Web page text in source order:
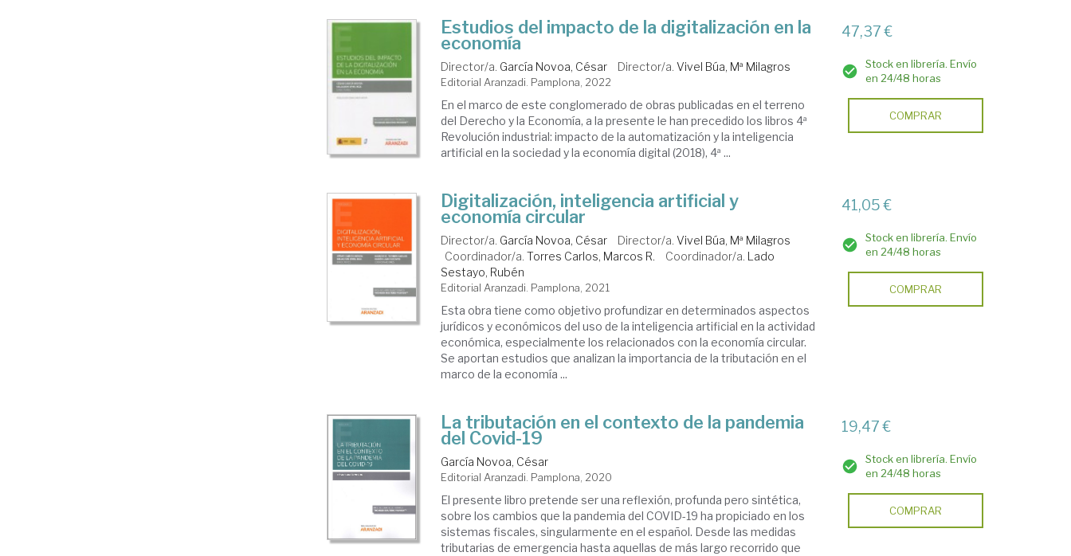
Estudios del impacto de la digitalización en la
economía
Director/a. García Novoa, César Director/a.Vivel Búa, Mª Milagros
Editorial Aranzadi. Pamplona, 2022
En el marco de este conglomerado de obras publicadas en el terreno
del Derecho y la Economía, a la presente le han precedido los libros 4ª
Revolución industrial: impacto de la automatización y la inteligencia
artificial en la sociedad y la economía digital (2018), 4ª ...
47,37 €
Stock en librería. Envío
en 24/48 horas
COMPRAR
Digitalización, inteligencia artificial y
economía circular
Director/a. García Novoa, César Director/a.Vivel Búa, Mª Milagros
Coordinador/a.Torres Carlos, Marcos R. Coordinador/a. Lado
Sestayo, Rubén
Editorial Aranzadi. Pamplona, 2021
Esta obra tiene como objetivo profundizar en determinados aspectos
jurídicos y económicos del uso de la inteligencia artificial en la actividad
económica, especialmente los relacionados con la economía circular.
Se aportan estudios que analizan la importancia de la tributación en el
marco de la economía ...
41,05 €
Stock en librería. Envío
en 24/48 horas
COMPRAR
La tributación en el contexto de la pandemia
del Covid-19
García Novoa, César
Editorial Aranzadi. Pamplona, 2020
El presente libro pretende ser una reflexión, profunda pero sintética,
sobre los cambios que la pandemia del COVID-19 ha propiciado en los
sistemas fiscales, singularmente en el español. Desde las medidas
tributarias de emergencia hasta aquellas de más largo recorrido que
19,47 €
Stock en librería. Envío
en 24/48 horas
COMPRAR